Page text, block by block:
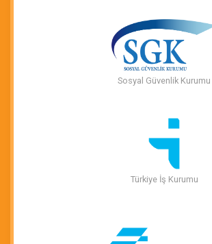
Sosyal Güvenlik Kurumu
Türkiye İş Kurumu